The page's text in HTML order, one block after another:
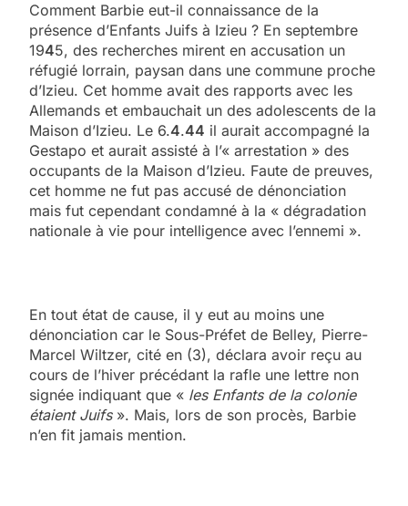
Comment Barbie eut-il connaissance de la
présence d’Enfants Juifs à Izieu ? En septembre
1945, des recherches mirent en accusation un
réfugié lorrain, paysan dans une commune proche
d’Izieu. Cet homme avait des rapports avec les
Allemands et embauchait un des adolescents de la
Maison d’Izieu. Le 6.4.44 il aurait accompagné la
Gestapo et aurait assisté à l’« arrestation » des
occupants de la Maison d’Izieu. Faute de preuves,
cet homme ne fut pas accusé de dénonciation
mais fut cependant condamné à la « dégradation
nationale à vie pour intelligence avec l’ennemi ».
En tout état de cause, il y eut au moins une
dénonciation car le Sous-Préfet de Belley, Pierre-
Marcel Wiltzer, cité en (3), déclara avoir reçu au
cours de l’hiver précédant la rafle une lettre non
signée indiquant que « les Enfants de la colonie
étaient Juifs». Mais, lors de son procès, Barbie
n’en fit jamais mention.